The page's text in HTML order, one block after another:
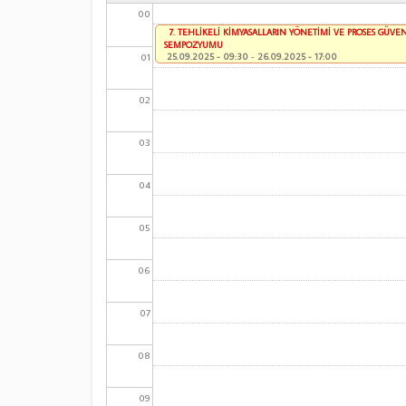
00
01
02
03
04
05
06
07
08
09
7. TEHLİKELİ KİMYASALLARIN YÖNETİMİ VE PROSES
SEMPOZYUMU
25.09.2025 - 09:30 - 26.09.2025 - 17:00